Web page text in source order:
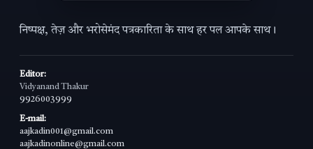
निष्पक्ष, तेज़ और भरोसेमंद पत्रकारिता के साथ हर पल आपके साथ।
Editor:
Vidyanand Thakur
9926003999
E-mail:
aajkadin001@gmail.com
aajkadinonline@gmail.com